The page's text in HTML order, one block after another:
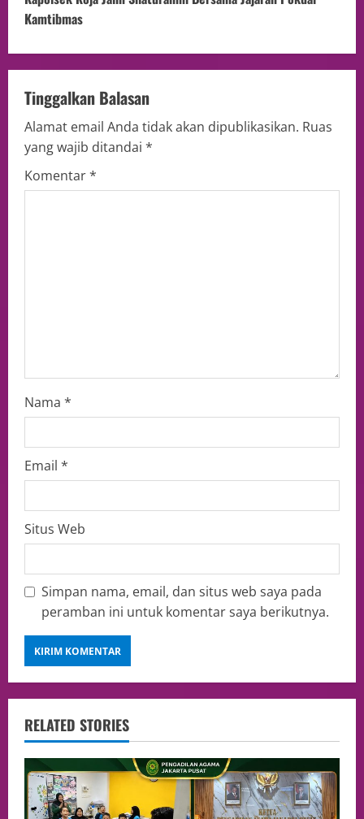
Kamtibmas
Tinggalkan Balasan
Alamat email Anda tidak akan dipublikasikan. Ruas
yang wajib ditandai *
Komentar*
Nama *
Email *
Situs Web
Simpan nama, email, dan situs web saya pada
peramban ini untuk komentar saya berikutnya.
RELATED STORIES